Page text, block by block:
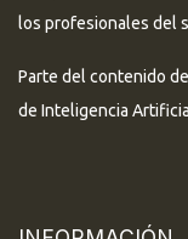
los profesionales del
Parte del contenido
de Inteligencia